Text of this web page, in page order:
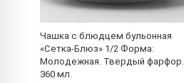
Чашка с блюдцем бульонная
«Сетка-Блюз» 1/2 Форма:
Молодежная. Твердый фарфор.
360 мл.